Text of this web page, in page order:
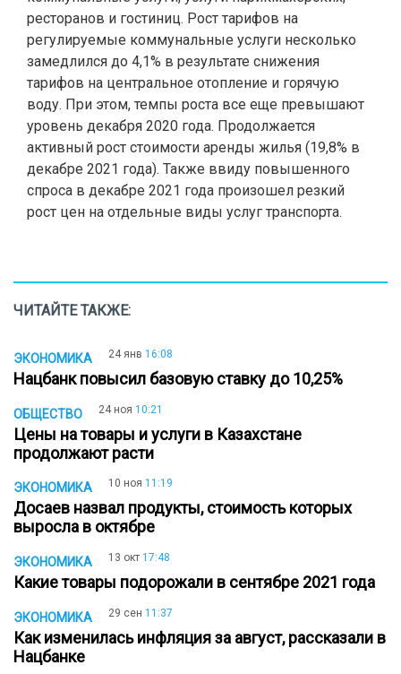
ресторанов и гостиниц. Рост тарифов на
регулируемые коммунальные услуги несколько
замедлился до 4,1% в результате снижения
тарифов на центральное отопление и горячую
воду. При этом, темпы роста все еще превышают
уровень декабря 2020 года. Продолжается
активный рост стоимости аренды жилья (19,8% в
декабре 2021 года). Также ввиду повышенного
спроса в декабре 2021 года произошел резкий
рост цен на отдельные виды услуг транспорта.
ЧИТАЙТЕ ТАКЖЕ:
ЭКОНОМИКА 24 янв 16:08
Нацбанк повысил базовую ставку до 10,25%
ОБЩЕСТВО 24 ноя 10:21
Цены на товары и услуги в Казахстане
продолжают расти
ЭКОНОМИКА 10 ноя 11:19
Досаев назвал продукты, стоимость которых
выросла в октябре
ЭКОНОМИКА 13 окт 17:48
Какие товары подорожали в сентябре 2021 года
ЭКОНОМИКА 29 сен 11:37
Как изменилась инфляция за август, рассказали в
Нацбанке